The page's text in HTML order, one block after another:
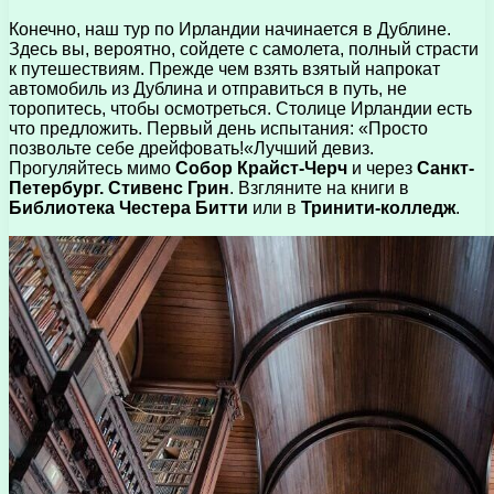
Конечно, наш тур по Ирландии начинается в Дублине.
Здесь вы, вероятно, сойдете с самолета, полный страсти
к путешествиям. Прежде чем взять взятый напрокат
автомобиль из Дублина и отправиться в путь, не
торопитесь, чтобы осмотреться. Столице Ирландии есть
что предложить. Первый день испытания: «Просто
позвольте себе дрейфовать!«Лучший девиз.
Прогуляйтесь мимо Собор Крайст-Черч и через Санкт-
Петербург. Стивенс Грин. Взгляните на книги в
Библиотека Честера Битти или в Тринити-колледж.